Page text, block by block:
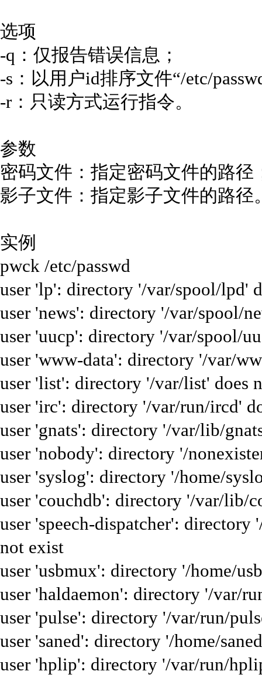
选项
-q：仅报告错误信息；
-s：以用户id排序文件“/etc/
-r：只读方式运行指令。
参数
密码文件：指定密码文件的路径
影子文件：指定影子文件的路径
实例
pwck /etc/passwd
user 'lp': directory '/var/spool/lpd'
user 'news': directory '/var/spool/
user 'uucp': directory '/var/spool/
user 'www-data': directory '/var/
user 'list': directory '/var/list' does
user 'irc': directory '/var/run/ircd'
user 'gnats': directory '/var/lib/
user 'nobody': directory '/
user 'syslog': directory '/home/
user 'couchdb': directory '/var/lib/
user 'speech-dispatcher': directory
not exist
user 'usbmux': directory '/home/
user 'haldaemon': directory '/var/
user 'pulse': directory '/var/run/
user 'saned': directory '/home/
user 'hplip': directory '/var/run/